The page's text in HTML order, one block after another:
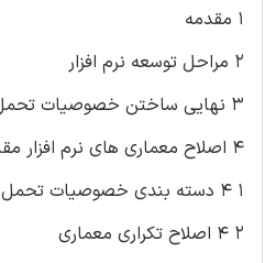
۱ مقدمه
۲ مراحل توسعه نرم افزار
۳ نهایی ساختن خصوصیات تحمل پذیری خطای نرم افزار
۴ اصلاح معماری های نرم افزار مقاوم در برابر خطا
۱ ۴ دسته بندی خصوصیات تحمل پذیری خطا
۲ ۴ اصلاح تکراری معماری